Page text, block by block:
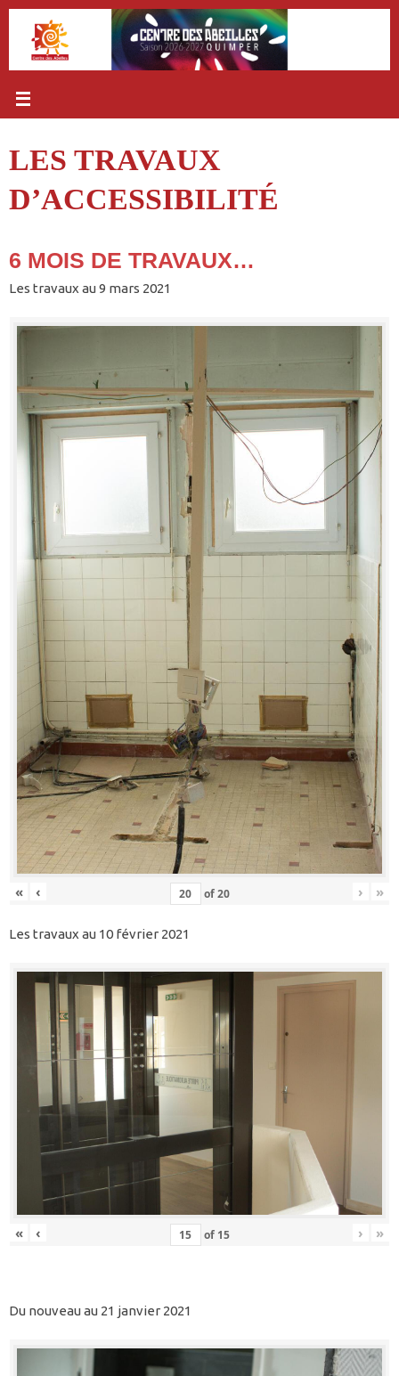
Passer
contenu
LES TRAVAUX
D’ACCESSIBILITÉ
6 MOIS DE TRAVAUX…
Les travaux au 9 mars 2021
« ‹ of20 › »
Les travaux au 10 février 2021
« ‹ of 15 › »
Du nouveau au 21 janvier 2021